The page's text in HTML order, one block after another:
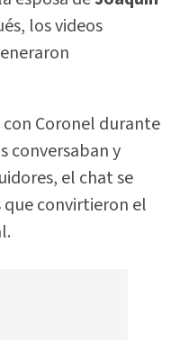
los videos
Coronel durante
conversaban y
el chat se
que convirtieron el